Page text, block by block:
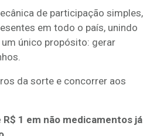
de participação simples,
em todo o país, unindo
único propósito: gerar
da sorte e concorrer aos
R$ 1 em não medicamentos já